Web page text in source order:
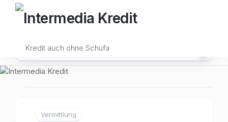
Kredit auch ohne Schufa
Vermittlung